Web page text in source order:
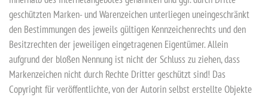
geschützten Marken- und Warenzeichen unterliegen uneingeschränkt
den Bestimmungen des jeweils gültigen Kennzeichenrechts und den
Besitzrechten der jeweiligen eingetragenen Eigentümer. Allein
aufgrund der bloßen Nennung ist nicht der Schluss zu ziehen, dass
Markenzeichen nicht durch Rechte Dritter geschützt sind! Das
Copyright für veröffentlichte, von der Autorin selbst erstellte Objekte